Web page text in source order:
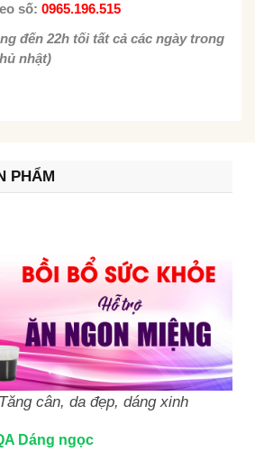
số: 0965.196.515
đến 22h tối tất cả các ngày trong
nhật)
PHẨM
cân, da đẹp, dáng xinh
Dáng ngọc